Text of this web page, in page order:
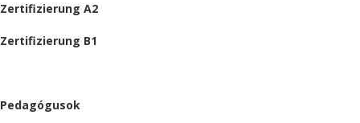
Zertifizierung A2
Zertifizierung B1
Pedagógusok